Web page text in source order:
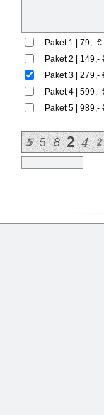
Paket 1 | 79,- €
Paket 2 | 149,-
Paket 3 | 279,-
Paket 4 | 599,-
Paket 5 | 989,-